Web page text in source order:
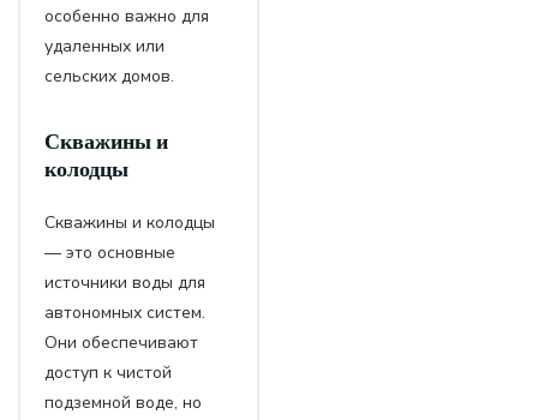
особенно важно для
удаленных или
сельских домов.
Скважины и
колодцы
Скважины и колодцы
— это основные
источники воды для
автономных систем.
Они обеспечивают
доступ к чистой
подземной воде, но